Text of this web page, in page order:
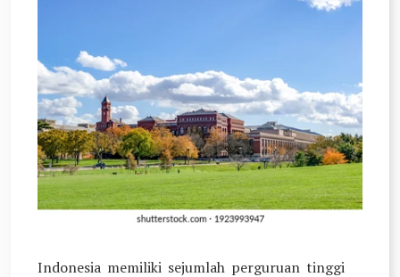
Indonesia memiliki sejumlah perguruan tinggi